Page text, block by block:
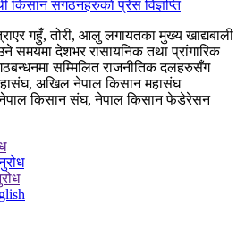
गहुँ, तोरी, आलु लगायतका मुख्य खाद्यबाली
समयमा देशभर रासायनिक तथा प्रांगारिक
सम्मिलित राजनीतिक दलहरुसँग
अखिल नेपाल किसान महासंघ
नेपाल किसान संघ, नेपाल किसान फेडेरेसन